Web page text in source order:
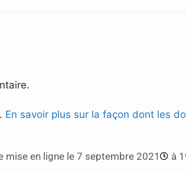
En savoir plus sur la façon dont les
mise en ligne le 7 septembre 2021 à